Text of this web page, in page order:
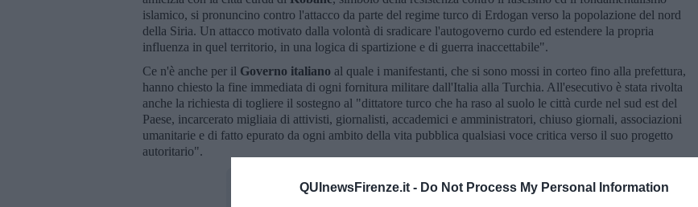
QUInewsFirenze.it - Do Not Process My Personal Information
islamico, si pronuncino contro l'attacco da parte del regime turco di Erdogan verso la popolazione del nord
della Siria. Un attacco motivato dalla volontà di sradicare l'autogoverno curdo ed estendere la propria
influenza in quel territorio, in una logica di spartizione e di guerra inaccettabile".
Ce n'è anche per il Governo italiano al quale i manifestanti, che si sono mossi in corteo fino alla prefettura,
hanno chiesto la fine immediata di ogni fornitura militare dall'Italia alla Turchia. All'esecutivo è stata rivolta
anche la richiesta di togliere il sostegno al "dittatore turco che ha raso al suolo le città curde nel sud est del
Paese, incarcerato migliaia di attivisti, giornalisti, accademici e amministratori, chiuso giornali, associazioni
umanitarie e di fatto epurato da ogni ambito della vita pubblica qualsiasi voce critica verso il suo progetto
autoritario".